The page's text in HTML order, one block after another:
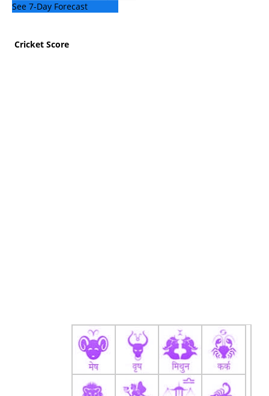
See 7-Day Forecast
Cricket Score